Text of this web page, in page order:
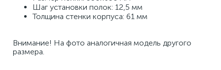
Шаг установки полок: 12,5 мм
Толщина стенки корпуса: 61 мм
Внимание! На фото аналогичная модель другого
размера.